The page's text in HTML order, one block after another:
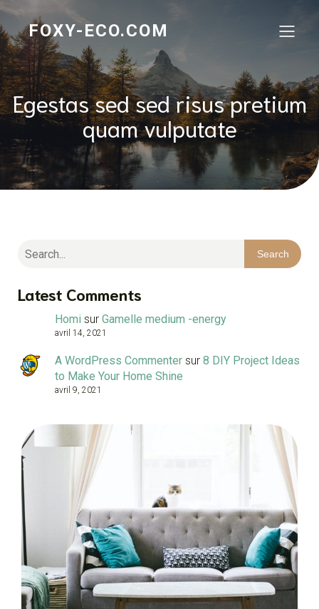
FOXY-ECO.COM
Egestas sed sed risus pretium
quam vulputate
Search
Latest Comments
Homi sur Gamelle medium -energy
avril 14, 2021
A WordPress Commenter sur 8 DIY Project Ideas
to Make Your Home Shine
avril 9, 2021